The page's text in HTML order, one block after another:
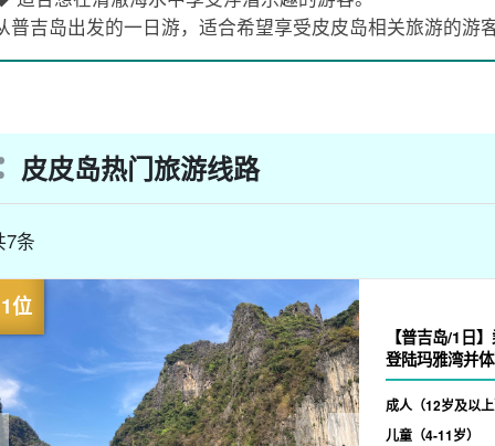
普吉岛出发的一日游，适合希望享受皮皮岛相关旅游的游
皮皮岛热门旅游线路
7条
【普吉岛/1日
登陆玛雅湾并
成人（12岁及以
儿童（4-11岁）